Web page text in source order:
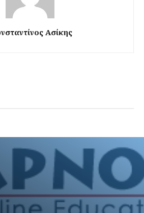
Ασίκης